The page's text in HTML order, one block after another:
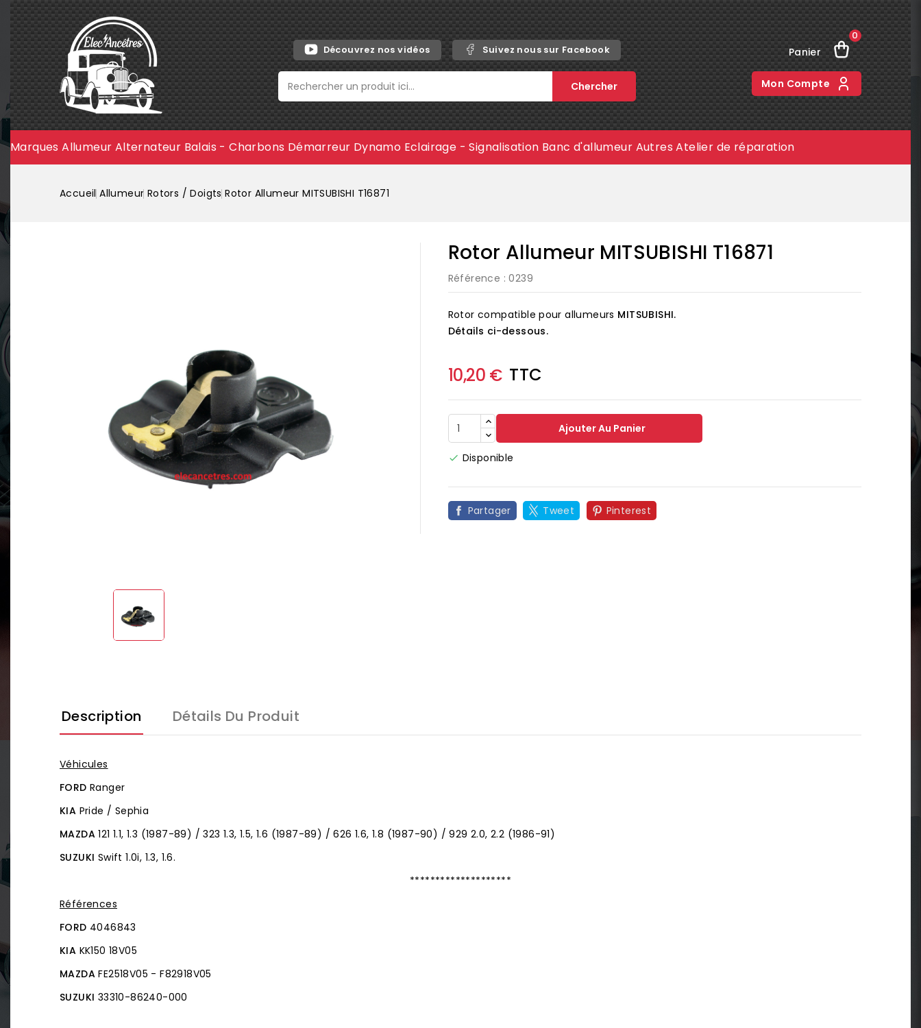
Découvrez nos vidéos Suivez nous sur Facebook
Chercher
Panier
0
Mon Compte
Marques Allumeur Alternateur Balais - Charbons Démarreur Dynamo Eclairage - Signalisation Banc d'allumeur Autres Atelier de réparation
Accueil Allumeur Rotors / Doigts Rotor Allumeur MITSUBISHI T16871
Rotor Allumeur MITSUBISHI T16871
Référence : 0239
Rotor compatible pour allumeurs MITSUBISHI.
Détails ci-dessous.
10,20 € TTC
Ajouter Au Panier
 Disponible
Partager Tweet Pinterest
Description Détails Du Produit
Véhicules
FORD Ranger
KIA Pride / Sephia
MAZDA 121 1.1, 1.3 (1987-89) / 323 1.3, 1.5, 1.6 (1987-89) / 626 1.6, 1.8 (1987-90) / 929 2.0, 2.2 (1986-91)
SUZUKI Swift 1.0i, 1.3, 1.6.
********************
Références
FORD 4046843
KIA KK150 18V05
MAZDAFE2518V05 - F82918V05
SUZUKI 33310-86240-000